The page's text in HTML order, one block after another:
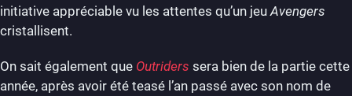
initiative appréciable vu les attentes qu’un jeu Avengers
cristallisent.
On sait également que Outriders sera bien de la partie cette
année, après avoir été teasé l’an passé avec son nom de